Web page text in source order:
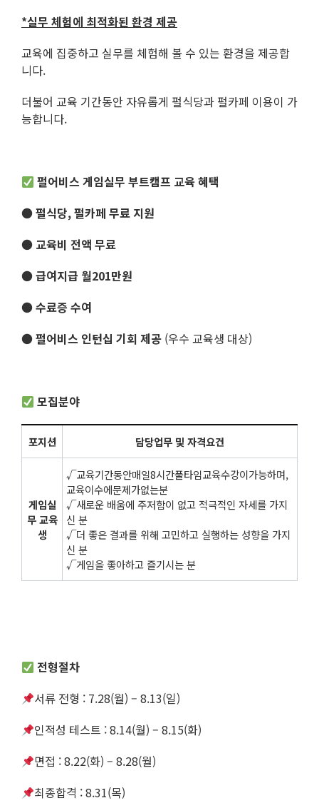
*실무 체험에 최적화된 환경 제공
교육에 집중하고 실무를 체험해 볼 수 있는 환경을 제공합
니다.
더불어 교육 기간동안 자유롭게 펄식당과 펄카페 이용이 가
능합니다.
펄어비스게임실무 부트캠프 교육 혜택
● 펄식당, 펄카페 무료 지원
● 교육비 전액 무료
● 급여지급 월201만원
● 수료증 수여
● 펄어비스 인턴십 기회 제공 (우수 교육생 대상)
모집분야
포지션 담당업무 및 자격요건
게임실
무 교육
생
√교육기간동안매일8시간풀타임교육수강이가능하며,
교육이수에문제가없는분
√새로운 배움에 주저함이 없고 적극적인 자세를 가지
신 분
√더 좋은 결과를 위해 고민하고 실행하는 성향을 가지
신 분
√게임을 좋아하고 즐기시는 분
전형절차
서류 전형 : 7.28(월) – 8.13(일)
인적성 테스트 : 8.14(월) – 8.15(화)
면접 : 8.22(화) – 8.28(월)
최종합격 : 8.31(목)